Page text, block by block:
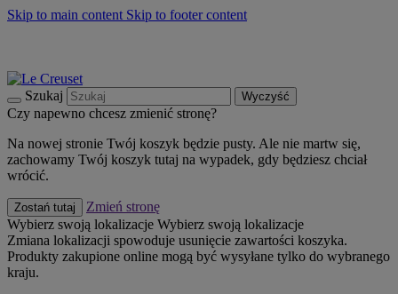
Skip to main content Skip to footer content
Szukaj Wyczyść
Czy napewno chcesz zmienić stronę?
Na nowej stronie Twój koszyk będzie pusty. Ale nie martw się,
zachowamy Twój koszyk tutaj na wypadek, gdy będziesz chciał
wrócić.
Zostań tutaj
Zmień stronę
Wybierz swoją lokalizacje Wybierz swoją lokalizacje
Zmiana lokalizacji spowoduje usunięcie zawartości koszyka.
Produkty zakupione online mogą być wysyłane tylko do wybranego
kraju.